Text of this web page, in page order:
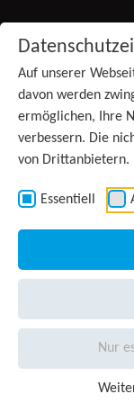
Auf unserer
davon werden
ermöglichen, Ihre
verbessern. Die
von Drittanbietern.
Essentiell
Nur
Produkte
(aktiv)
Services
Unternehmen
Presse
Karriere